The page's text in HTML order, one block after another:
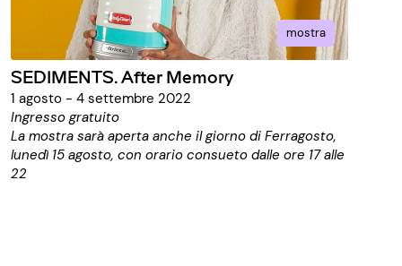
mostra
SEDIMENTS. After Memory
1 agosto - 4 settembre 2022
Ingresso gratuito
La mostra sarà aperta anche il giorno di Ferragosto,
lunedì 15 agosto, con orario consueto dalle ore 17 alle
22